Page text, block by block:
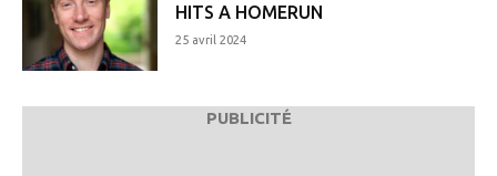
HITS A HOMERUN
25 avril 2024
PUBLICITÉ